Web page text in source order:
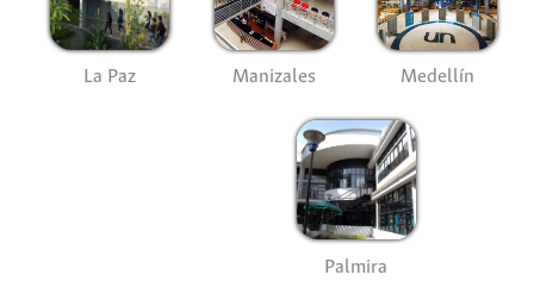
La Paz Manizales Medellín
Palmira